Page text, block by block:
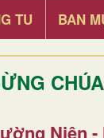
TU BAN
Niên -